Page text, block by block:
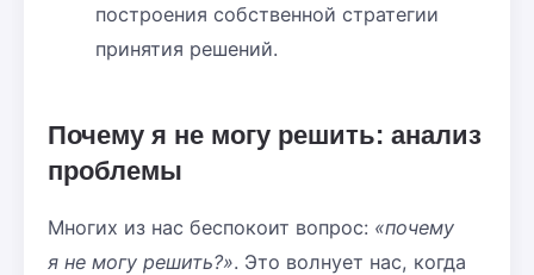
построения собственной стратегии
принятия решений.
Почему я не могу решить: анализ
проблемы
Многих из нас беспокоит вопрос: «почему
я не могу решить?». Это волнует нас, когда